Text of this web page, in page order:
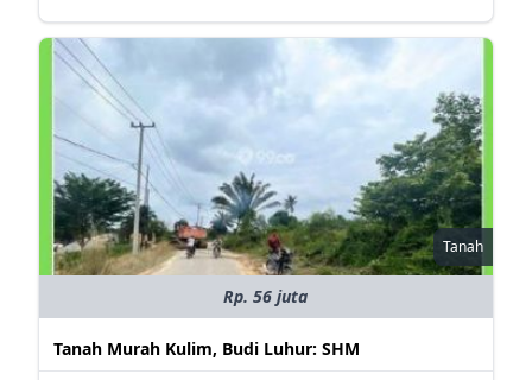
Tanah
Rp. 56 juta
Tanah Murah Kulim, Budi Luhur: SHM